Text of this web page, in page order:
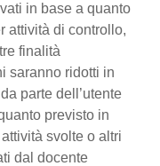
in base a quanto
attività di controllo,
finalità
saranno ridotti in
parte dell’utente
previsto in
svolte o altri
dal docente